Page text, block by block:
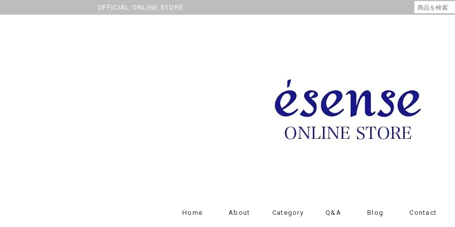
OFFICIAL ONLINE STORE
Home About Category Q&A Blog Contact